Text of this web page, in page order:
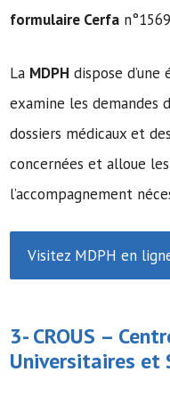
formulaire Cerfa
La MDPH dispose
examine les demandes
dossiers médicaux et
concernées et alloue
l’accompagnement
Visitez MDPH en
3-CROUS –
Universitaires et